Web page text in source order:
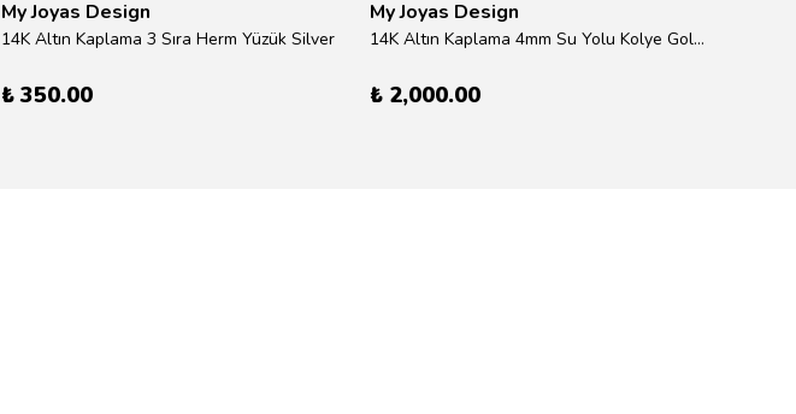
My Joyas Design
14K Altın Kaplama 3 Sıra Herm Yüzük Silver
₺ 350.00
My Joyas Design
14K Altın Kaplama 4mm Su Yolu Kolye Gold 41cm
₺ 2,000.00